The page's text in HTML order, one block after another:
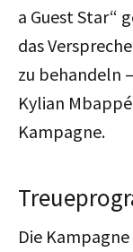
a Guest Star“
das
zu behandeln
Kylian
Kampagne.
Die